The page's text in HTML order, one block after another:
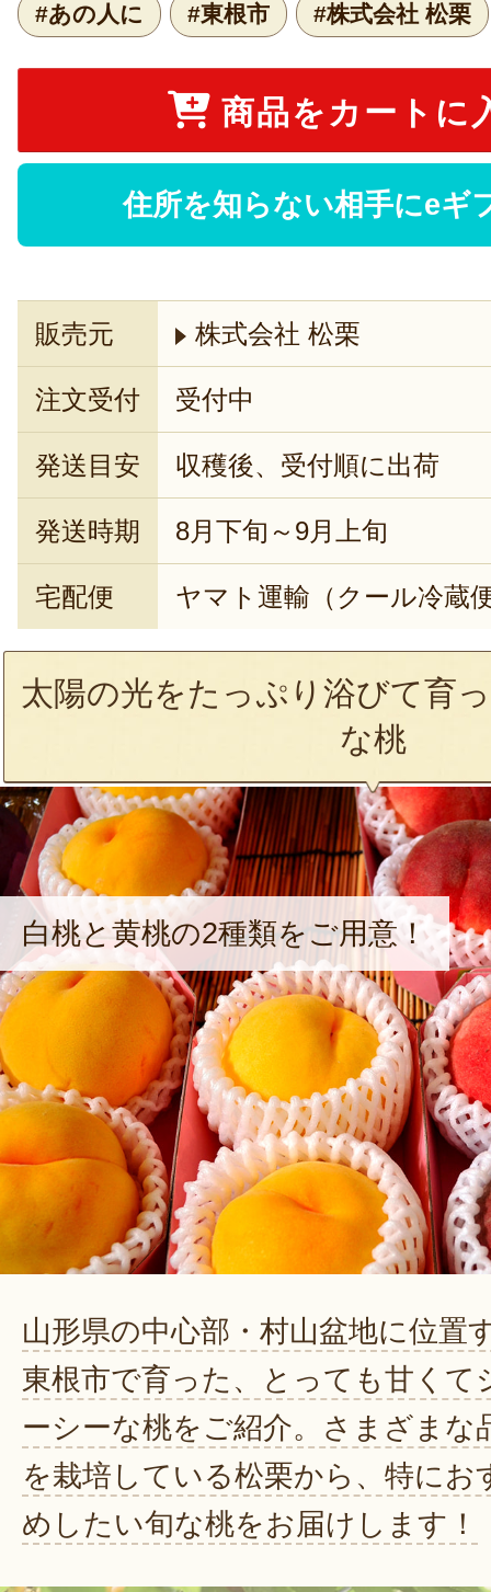
#あの人に #東根市 #株式会社 松栗
商品をカートに
住所を知らない相手にeギ
販売元 株式会社 松栗
注文受付 受付中
発送目安 収穫後、受付順に出荷
発送時期 8月下旬～9月上旬
宅配便 ヤマト運輸（クール冷蔵
太陽の光をたっぷり浴びて育
な桃
白桃と黄桃の2種類をご用意！
山形県の中心部・村山盆地に位置
東根市で育った、とっても甘くて
ーシーな桃をご紹介。さまざまな
を栽培している松栗から、特にお
めしたい旬な桃をお届けします！